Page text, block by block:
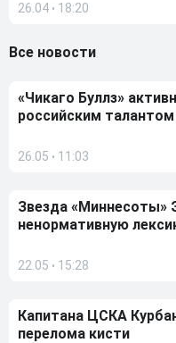
26.04 • 18:20
Все новости
«Чикаго Буллз»
российским
26.05 • 11:03
Звезда «Миннесоты»
ненормативную
22.05 • 15:28
Капитана ЦСКА
перелома кисти